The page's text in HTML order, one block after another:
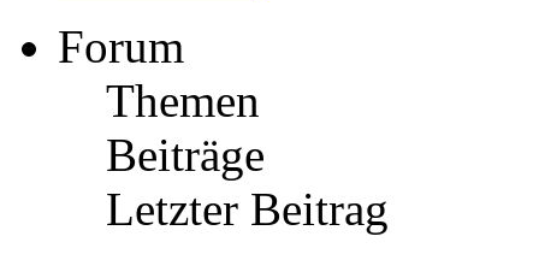
Forum
Themen
Beiträge
Letzter Beitrag